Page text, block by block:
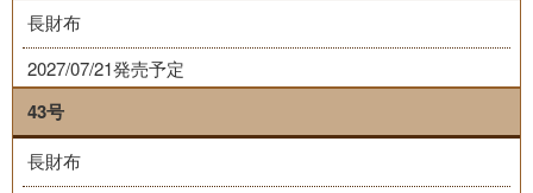
長財布
2027/07/21発売予定
43号
長財布